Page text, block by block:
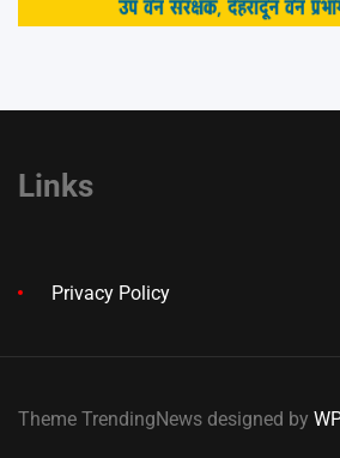
Links
Privacy Policy
Theme TrendingNews designed by